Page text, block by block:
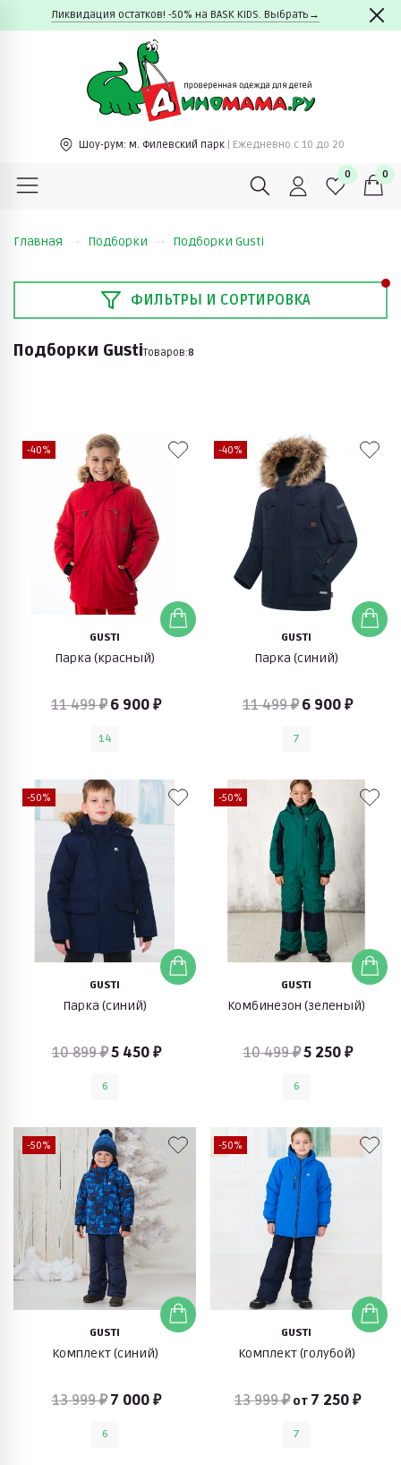
Ликвидация остатков! -50% на BASK KIDS. Выбрать→
Шоу-рум: м. Филевский парк | Ежедневно c 10 до 20
0 0
Главная Подборки Подборки Gusti
ФИЛЬТРЫ И СОРТИРОВКА
Подборки GustiТоваров:8
-40%
GUSTI
Парка (красный)
11 499 ₽ 6 900 ₽
14
-40%
GUSTI
Парка (синий)
11 499 ₽ 6 900 ₽
7
-50%
GUSTI
Парка (синий)
10 899 ₽5 450 ₽
6
-50%
GUSTI
Комбинезон (зеленый)
10 499 ₽5 250 ₽
6
-50%
GUSTI
Комплект (синий)
13 999 ₽ 7 000 ₽
6
-50%
GUSTI
Комплект (голубой)
13 999 ₽ от 7 250 ₽
7